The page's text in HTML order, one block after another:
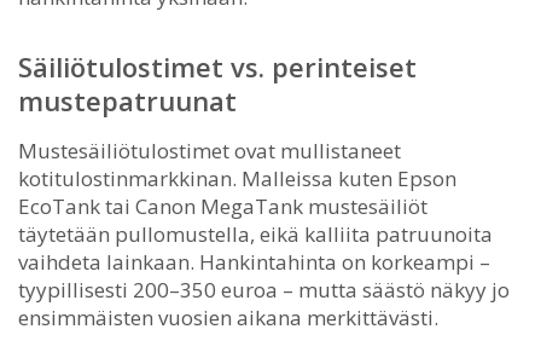
Säiliötulostimet vs. perinteiset
mustepatruunat
Mustesäiliötulostimet ovat mullistaneet
kotitulostinmarkkinan. Malleissa kuten Epson
EcoTank tai Canon MegaTank mustesäiliöt
täytetään pullomustella, eikä kalliita patruunoita
vaihdeta lainkaan. Hankintahinta on korkeampi –
tyypillisesti 200–350 euroa – mutta säästö näkyy jo
ensimmäisten vuosien aikana merkittävästi.